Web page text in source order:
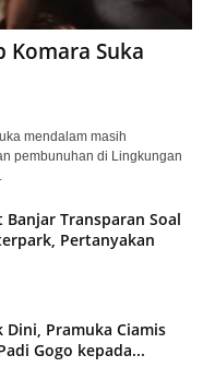
Komara Suka
mendalam masih
pembunuhan di Lingkungan
Banjar Transparan Soal
Pertanyakan
Dini, Pramuka Ciamis
Gogo kepada...